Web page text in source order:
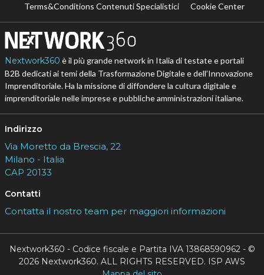
Terms&Conditions Contenuti Specialistici
Cookie Center
Nextwork360 è il più grande network in Italia di testate e portali
B2B dedicati ai temi della Trasformazione Digitale e dell’Innovazione
Imprenditoriale. Ha la missione di diffondere la cultura digitale e
imprenditoriale nelle imprese e pubbliche amministrazioni italiane.
Indirizzo
Via Moretto da Brescia, 22
Milano - Italia
CAP 20133
Contatti
Contatta il nostro team per maggiori informazioni
Nextwork360 - Codice fiscale e Partita IVA 13868590962 - ©
2026 Nextwork360. ALL RIGHTS RESERVED. ISP AWS